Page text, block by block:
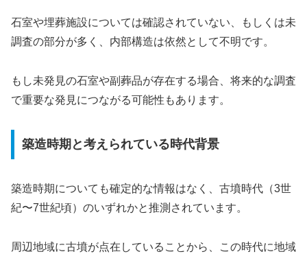
石室や埋葬施設については確認されていない、もしくは未
調査の部分が多く、内部構造は依然として不明です。
もし未発見の石室や副葬品が存在する場合、将来的な調査
で重要な発見につながる可能性もあります。
築造時期と考えられている時代背景
築造時期についても確定的な情報はなく、古墳時代（3世
紀〜7世紀頃）のいずれかと推測されています。
周辺地域に古墳が点在していることから、この時代に地域